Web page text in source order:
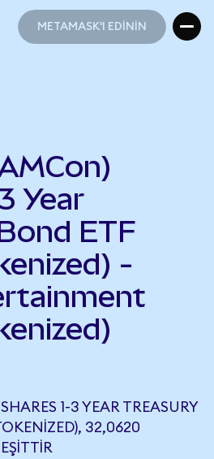
METAMASK'I EDİNİN
Year
ETF
-
1-3 YEAR TREASURY
32,0620